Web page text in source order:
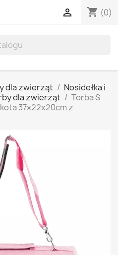
shopping_cart (0)

dla zwierząt
Nosidełka i
dla zwierząt
Torba S
37x22x20cm z